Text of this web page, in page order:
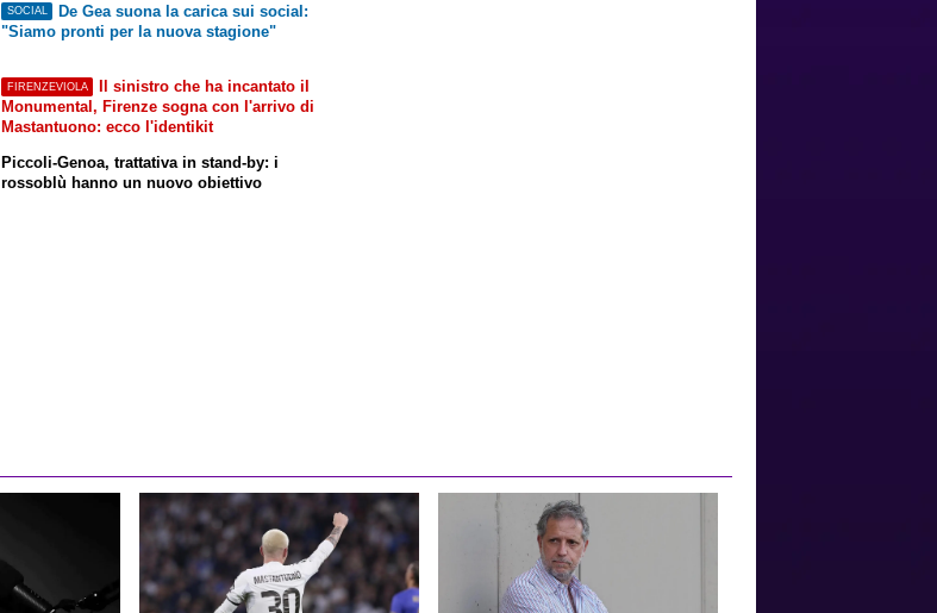
SOCIAL
De Gea suona la carica sui social:
"Siamo pronti per la nuova stagione"
FIRENZEVIOLA
Il sinistro che ha incantato il
Monumental, Firenze sogna con l'arrivo di
Mastantuono: ecco l'identikit
Piccoli-Genoa, trattativa in stand-by: i
rossoblù hanno un nuovo obiettivo